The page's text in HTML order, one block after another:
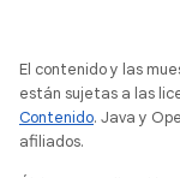
El contenido y las
están sujetas a las
Contenido. Java y
afiliados.